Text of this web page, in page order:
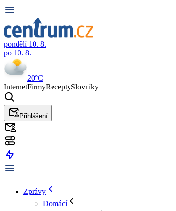
pondělí 10. 8.
po 10. 8.
20°C
InternetFirmyReceptySlovníky
Přihlášení
Zprávy
Domácí